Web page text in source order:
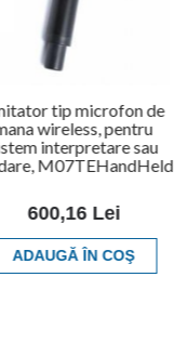
tip microfon de
wireless, pentru
interpretare sau
M07TEHandHeld
600,16 Lei
ADAUGĂ ÎN COŞ